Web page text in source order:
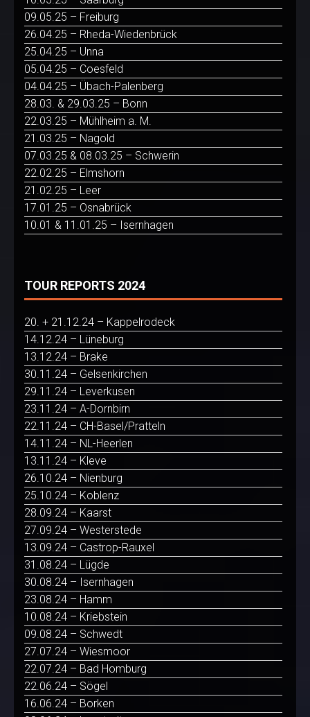
09.05.25 – Freiburg
26.04.25 – Rheda-Wiedenbrück
25.04.25 – Unna
05.04.25 – Coesfeld
04.04.25 – Übach-Palenberg
28.03. & 29.03.25 – Bonn
22.03.25 – Mühlheim a. M.
21.03.25 – Nagold
07.03.25 & 08.03.25 – Schwerin
22.02.25 – Elmshorn
21.02.25 – Leer
17.01.25 – Osnabrück
10.01 & 11.01.25 – Isernhagen
TOUR REPORTS 2024
20. + 21.12.24 – Kappelrodeck
14.12.24 – Lüneburg
13.12.24 – Brake
30.11.24 – Gelsenkirchen
29.11.24 – Leverkusen
23.11.24 – A-Dornbirn
22.11.24 – CH-Basel/Pratteln
14.11.24 – NL-Heerlen
13.11.24 – Kleve
26.10.24 – Nienburg
25.10.24 – Koblenz
28.09.24 – Kaarst
27.09.24 – Westerstede
13.09.24 – Castrop-Rauxel
31.08.24 – Lügde
30.08.24 – Isernhagen
23.08.24 – Hamm
10.08.24 – Kriebstein
09.08.24 – Schwedt
27.07.24 – Wiesmoor
22.07.24 – Bad Homburg
22.06.24 – Sögel
16.06.24 – Borken